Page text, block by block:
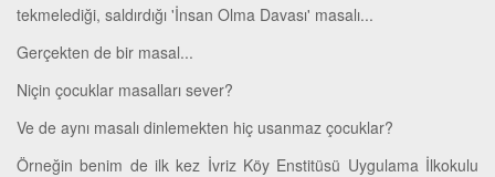
tekmelediği, saldırdığı 'İnsan Olma Davası' masalı...
Gerçekten de bir masal...
Niçin çocuklar masalları sever?
Ve de aynı masalı dinlemekten hiç usanmaz çocuklar?
Örneğin benim de ilk kez İvriz Köy Enstitüsü Uygulama İlkokulu